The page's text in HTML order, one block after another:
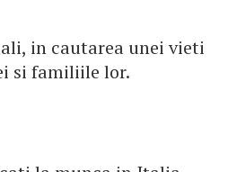
in cautarea unei vieti
si familiile lor.